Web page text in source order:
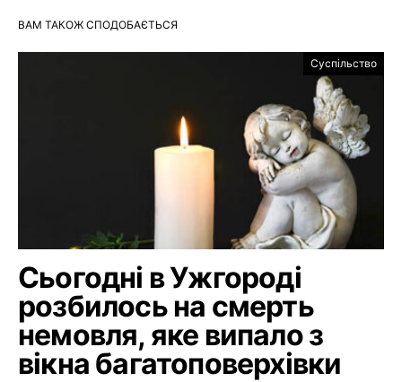
ВАМ ТАКОЖ СПОДОБАЄТЬСЯ
Суспільство
Сьогодні в Ужгороді
розбилось на смерть
немовля, яке випало з
вікна багатоповерхівки